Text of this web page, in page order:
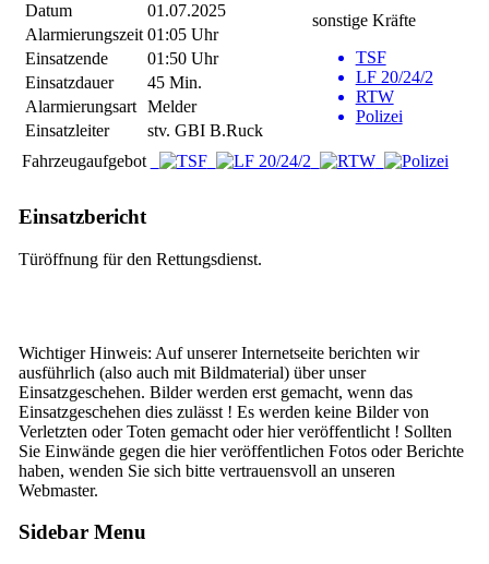
Datum
01.07.2025
Alarmierungszeit 01:05 Uhr
Einsatzende
01:50 Uhr
Einsatzdauer
45 Min.
Alarmierungsart
Melder
Einsatzleiter
stv. GBI B.Ruck
sonstige Kräfte
TSF
LF 20/24/2
RTW
Polizei
Fahrzeugaufgebot
Einsatzbericht
Türöffnung für den Rettungsdienst.
Wichtiger Hinweis: Auf unserer Internetseite berichten wir
ausführlich (also auch mit Bildmaterial) über unser
Einsatzgeschehen. Bilder werden erst gemacht, wenn das
Einsatzgeschehen dies zulässt ! Es werden keine Bilder von
Verletzten oder Toten gemacht oder hier veröffentlicht ! Sollten
Sie Einwände gegen die hier veröffentlichen Fotos oder Berichte
haben, wenden Sie sich bitte vertrauensvoll an unseren
Webmaster.
Sidebar Menu